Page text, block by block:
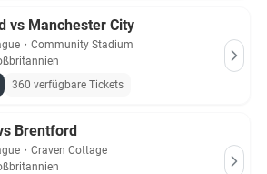
vs Manchester City
・ Community Stadium
360 verfügbare Tickets
Brentford
・ Craven Cottage